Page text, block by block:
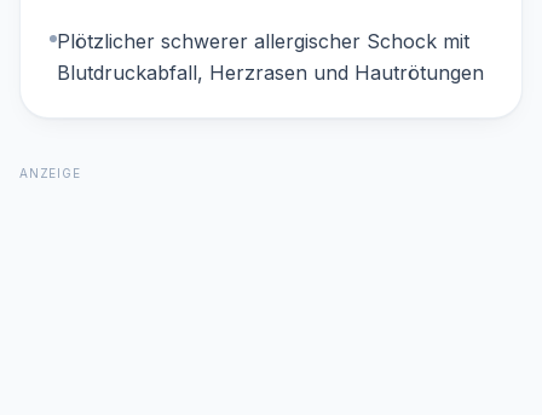
Plötzlicher schwerer allergischer Schock mit
Blutdruckabfall, Herzrasen und Hautrötungen
ANZEIGE